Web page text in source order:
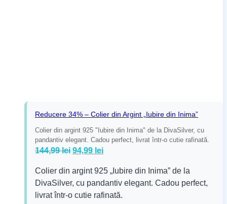
Reducere 34% – Colier din Argint „Iubire din Inima”
Colier din argint 925 "Iubire din Inima" de la DivaSilver, cu
pandantiv elegant. Cadou perfect, livrat într-o cutie rafinată.
144,99lei Prețul
a
fost:
144,99 lei.
94,99 leiPrețul
este:
94,99 lei.
Colier din argint 925 „Iubire din Inima” de la
DivaSilver, cu pandantiv elegant. Cadou perfect,
livrat într-o cutie rafinată.